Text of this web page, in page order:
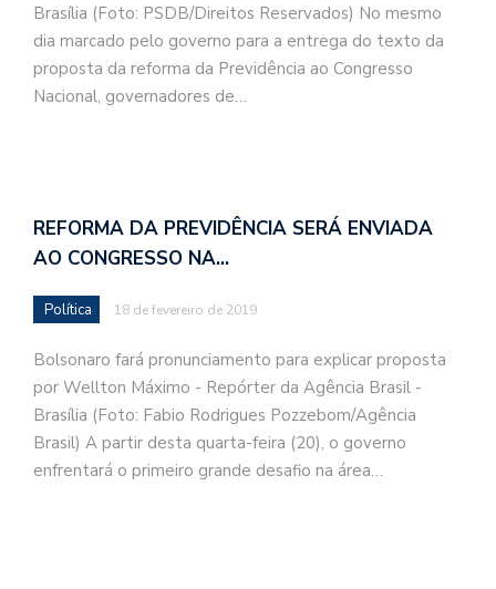
Brasília (Foto: PSDB/Direitos Reservados) No mesmo
dia marcado pelo governo para a entrega do texto da
proposta da reforma da Previdência ao Congresso
Nacional, governadores de…
REFORMA DA PREVIDÊNCIA SERÁ ENVIADA
AO CONGRESSO NA…
Política 18 de fevereiro de 2019
Bolsonaro fará pronunciamento para explicar proposta
por Wellton Máximo - Repórter da Agência Brasil -
Brasília (Foto: Fabio Rodrigues Pozzebom/Agência
Brasil) A partir desta quarta-feira (20), o governo
enfrentará o primeiro grande desafio na área…